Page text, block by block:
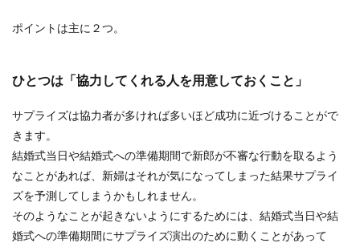
ポイントは主に２つ。
ひとつは「協力してくれる人を用意しておくこと」
サプライズは協力者が多ければ多いほど成功に近づけることがで
きます。
結婚式当日や結婚式への準備期間で新郎が不審な行動を取るよう
なことがあれば、新婦はそれが気になってしまった結果サプライ
ズを予測してしまうかもしれません。
そのようなことが起きないようにするためには、結婚式当日や結
婚式への準備期間にサプライズ演出のために動くことがあって